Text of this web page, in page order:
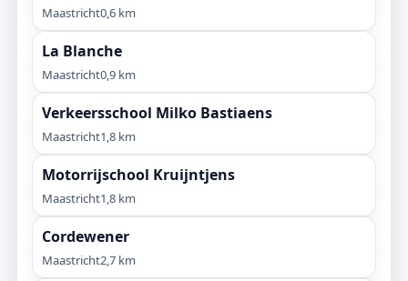
Maastricht0,6 km
La Blanche
Maastricht0,9 km
Verkeersschool Milko Bastiaens
Maastricht1,8 km
Motorrijschool Kruijntjens
Maastricht1,8 km
Cordewener
Maastricht2,7 km